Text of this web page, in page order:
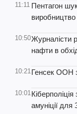
11:11 Пентагон
виробництво
10:50Журналісти
нафти в
10:21Генсек ООН
10:01
амуніції